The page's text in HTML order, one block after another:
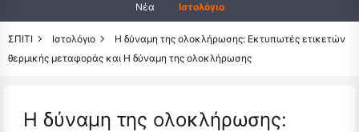
Νέα
Ιστολόγιο
ΣΠΙΤΙ Ιστολόγιο
Η δύναμη της ολοκλήρωσης: Εκτυπωτές ετικετών
θερμικής μεταφοράς και Η δύναμη της ολοκλήρωσης
Η δύναμη της ολοκλήρωσης: